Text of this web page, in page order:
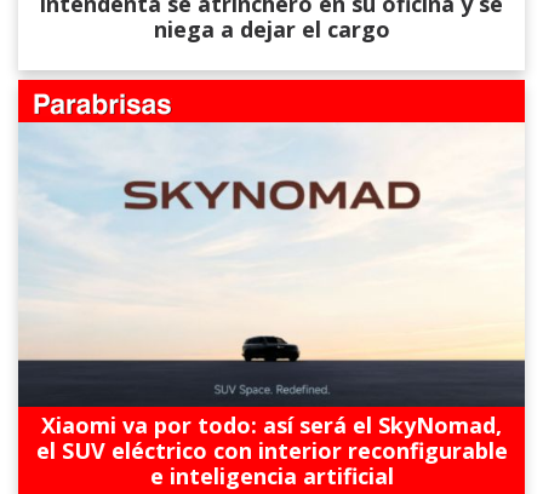
niega a dejar el cargo
Xiaomi va por todo: así será el SkyNomad,
el SUV eléctrico con interior reconfigurable
e inteligencia artificial